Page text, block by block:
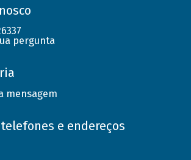
pergunta
mensagem
e endereços